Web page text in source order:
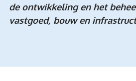
de ontwikkeling en het
vastgoed, bouw en